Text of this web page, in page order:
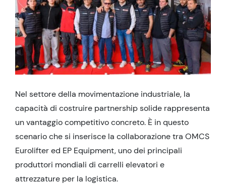
Nel settore della movimentazione industriale, la
capacità di costruire partnership solide rappresenta
un vantaggio competitivo concreto. È in questo
scenario che si inserisce la collaborazione tra OMCS
Eurolifter ed EP Equipment, uno dei principali
produttori mondiali di carrelli elevatori e
attrezzature per la logistica.